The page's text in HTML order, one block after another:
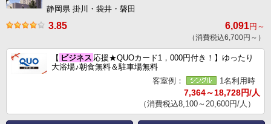
静岡県 掛川・袋井・磐田
3.85 6,091円～
（消費税込6,700円～）
【 ビジネス 応援★QUOカード1，000円付き！】ゆったり
大浴場♪朝食無料＆駐車場無料
客室例：
1名利用時
7,364～18,728円/人
（消費税込8,100～20,600円/人）